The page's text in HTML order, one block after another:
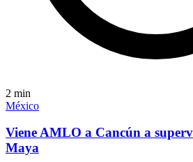
2 min
México
Viene AMLO a Cancún a
Maya